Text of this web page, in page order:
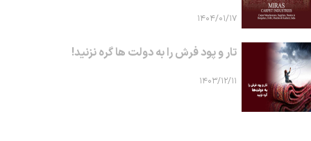
۱۴۰۴/۰۱/۱۷
تار و پود فرش را به دولت ها گره نزنید!
۱۴۰۳/۱۲/۱۱